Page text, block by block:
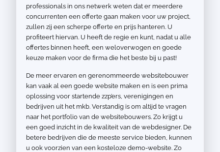
professionals in ons netwerk weten dat er meerdere
concurrenten een offerte gaan maken voor uw project,
zullen zij een scherpe offerte en prijs hanteren. U
profiteert hiervan. U heeft de regie en kunt, nadat u alle
offertes binnen heeft, een weloverwogen en goede
keuze maken voor de firma die het beste bij u past!
De meer ervaren en gerenommeerde websitebouwer
kan vaak al een goede website maken en is een prima
oplossing voor startende zzp’ers, verenigingen en
bedrijven uit het mkb. Verstandig is om altijd te vragen
naar het portfolio van de websitebouwers. Zo krijgt u
een goed inzicht in de kwaliteit van de webdesigner. De
betere bedrijven die de meeste service bieden, kunnen
u ook voorzien van een kosteloze demo-website. Zo